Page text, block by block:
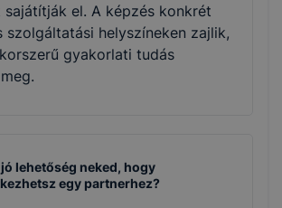
sajátítják el. A képzés konkrét
szolgáltatási helyszíneken zajlik,
gyakorlati tudás
lehetőség neked, hogy
egy partnerhez?